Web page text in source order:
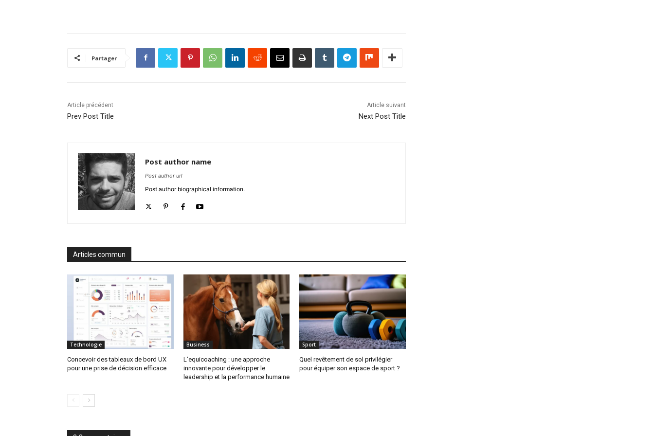
Partager
Article précédent
Prev Post Title
Article suivant
Next Post Title
Post author name
Post author url
Post author biographical information.
Articles commun
Technologie
Concevoir des tableaux de bord UX
pour une prise de décision efficace
Business
L’equicoaching : une approche
innovante pour développer le
leadership et la performance humaine
Sport
Quel revêtement de sol privilégier
pour équiper son espace de sport ?